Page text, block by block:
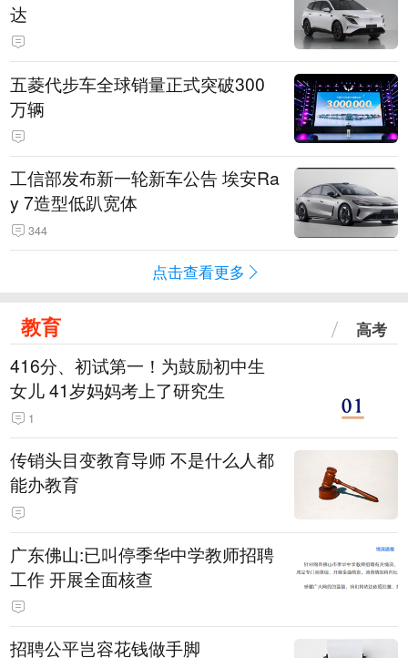
达
五菱代步车全球销量正式突破300
万辆
工信部发布新一轮新车公告 埃安Ra
y 7造型低趴宽体
344
点击查看更多
教育 高考
416分、初试第一！为鼓励初中生
女儿 41岁妈妈考上了研究生
1
传销头目变教育导师 不是什么人都
能办教育
广东佛山:已叫停季华中学教师招聘
工作 开展全面核查
招聘公平岂容花钱做手脚